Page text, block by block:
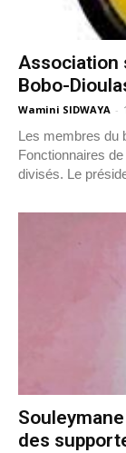
Association
Bobo-
Wamini SIDWAYA -
Les membres du
Fonctionnaires
divisés. Le
des